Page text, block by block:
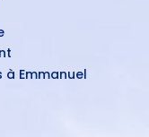
Emmanuel